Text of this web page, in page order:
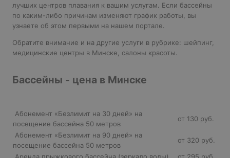
лучших центров плавания к вашим услугам. Если бассейны
по каким-либо причинам изменяют график работы, вы
узнаете об этом первыми на нашем портале.
Обратите внимание и на другие услуги в рубрике: шейпинг
медицинские центры в Минске
салоны красоты.
Бассейны - цена в Минске
Абонемент «Безлимит на 30 дней» на
посещение бассейна 50 метров
от 130 руб.
Абонемент «Безлимит на 90 дней» на
посещение бассейна 50 метров
от 320 руб.